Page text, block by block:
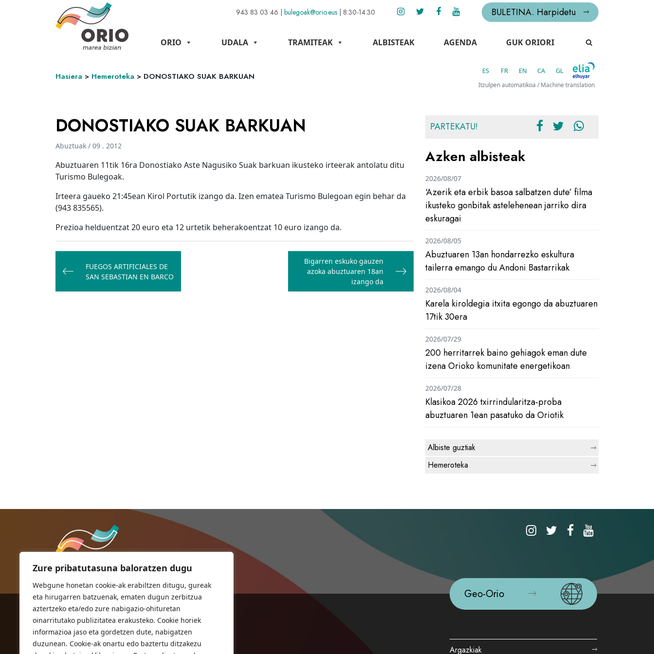
Zure pribatutasuna baloratzen dugu
Webgune honetan cookie-ak erabiltzen ditugu, gureak
eta hirugarren batzuenak, ematen dugun zerbitzua
aztertzeko eta/edo zure nabigazio-ohituretan
oinarritutako publizitatea erakusteko. Cookie horiek
informazioa jaso eta gordetzen dute, nabigatzen
duzunean. Cookie-ak onartu edo baztertu ditzakezu
943 83 03 46 | bulegoak@orio.eus | 8:30-14:30 BULETINA. Harpidetu
ORIO UDALA TRAMITEAK ALBISTEAK AGENDA GUK ORIORI
Hasiera > Hemeroteka > DONOSTIAKO SUAK BARKUAN
ES FR EN CA GL
Itzulpen automatikoa / Machine translation
DONOSTIAKO SUAK BARKUAN
Abuztuak / 09 . 2012
Abuztuaren 11tik 16ra Donostiako Aste Nagusiko Suak barkuan ikusteko irteerak antolatu ditu
Turismo Bulegoak.
Irteera gaueko 21:45ean Kirol Portutik izango da. Izen ematea Turismo Bulegoan egin behar da
(943 835565).
Prezioa helduentzat 20 euro eta 12 urtetik beherakoentzat 10 euro izango da.
Bidalketetan
zehar
nabigatu
FUEGOS ARTIFICIALES DE
SAN SEBASTIAN EN BARCO
Bigarren eskuko gauzen
azoka abuztuaren 18an
izango da
PARTEKATU!
Azken albisteak
‘Azerik eta erbik basoa salbatzen dute’ filma
ikusteko gonbitak astelehenean jarriko dira
eskuragai
2026/08/07
Abuztuaren 13an hondarrezko eskultura
tailerra emango du Andoni Bastarrikak
2026/08/05
Karela kiroldegia itxita egongo da abuztuaren
17tik 30era
2026/08/04
200 herritarrek baino gehiagok eman dute
izena Orioko komunitate energetikoan
2026/07/29
Klasikoa 2026 txirrindularitza-proba
abuztuaren 1ean pasatuko da Oriotik
2026/07/28
Albiste guztiak
Hemeroteka
Geo-Orio
Argazkiak
ORIOKO UDALA
Herriko plaza,1
20810 Orio (Gipuzkoa)
T. 943 83 03 46